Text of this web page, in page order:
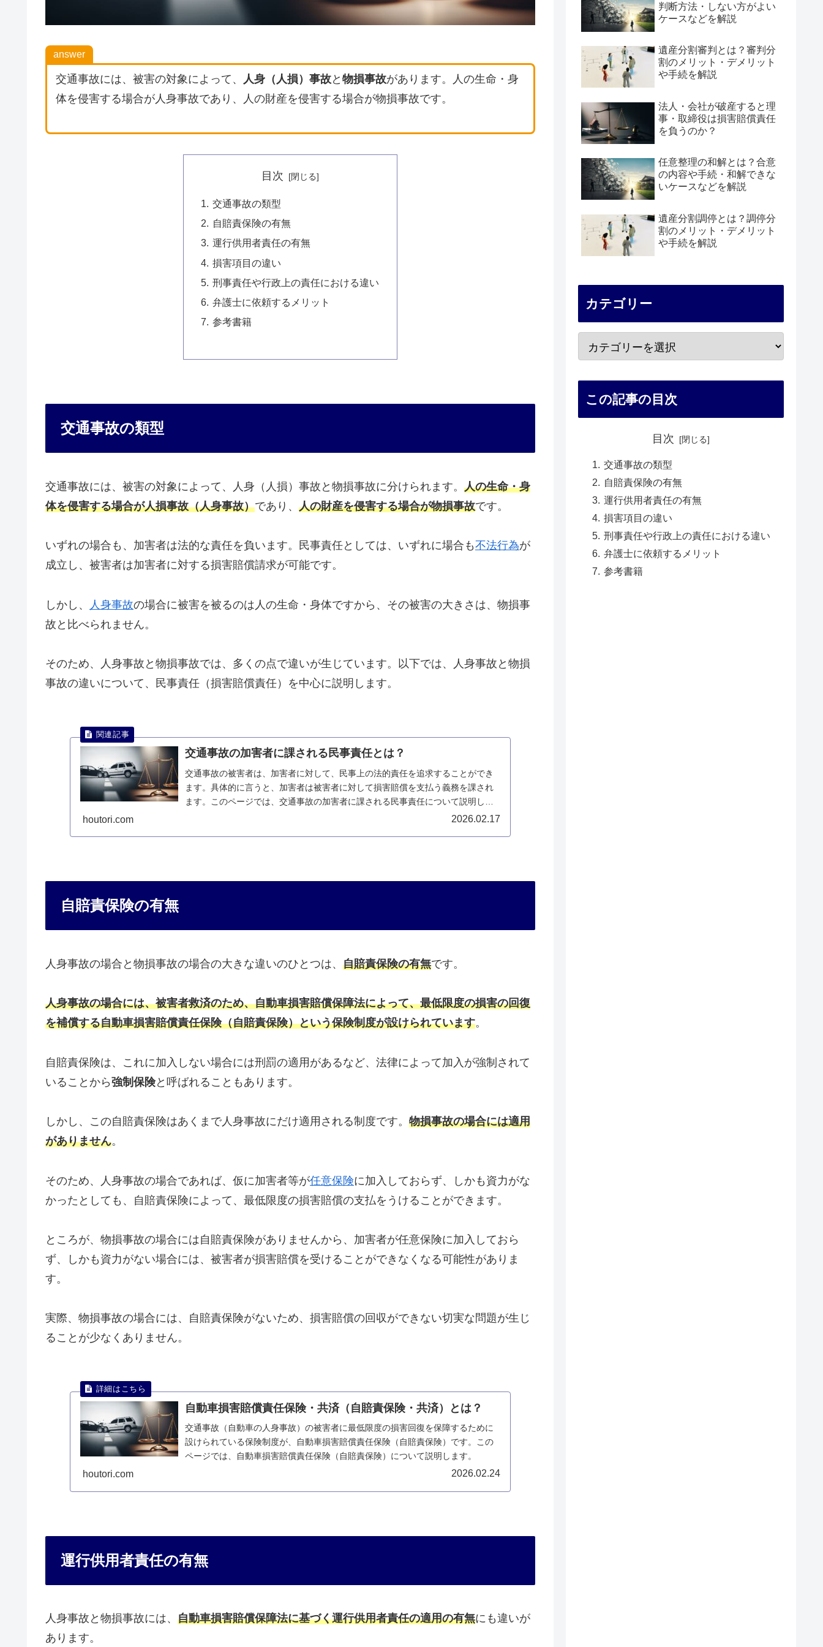
answer
交通事故には、被害の対象によって、 人身（人損）事故と物損事故があります。人の生命・身
体を侵害する場合が人身事故であり、人の財産を侵害する場合が物損事故です。
目次
交通事故の類型
自賠責保険の有無
運行供用者責任の有無
損害項目の違い
刑事責任や行政上の責任における違い
弁護士に依頼するメリット
参考書籍
交通事故の類型
交通事故には、被害の対象によって、人身（人損）事故と物損事故に分けられます。 人の生命・身
体を侵害する場合が人損事故（人身事故）であり、 人の財産を侵害する場合が物損事故です。
いずれの場合も、加害者は法的な責任を負います。民事責任としては、いずれに場合も不法行為が
成立し、被害者は加害者に対する損害賠償請求が可能です。
しかし、 人身事故の場合に被害を被るのは人の生命・身体ですから、その被害の大きさは、物損事
故と比べられません。
そのため、人身事故と物損事故では、多くの点で違いが生じています。以下では、人身事故と物損
事故の違いについて、民事責任（損害賠償責任）を中心に説明します。
交通事故の加害者に課される民事責任とは？
交通事故の被害者は、加害者に対して、民事上の法的責任を追求することができ
ます。具体的に言うと、加害者は被害者に対して損害賠償を支払う義務を課され
ます。このページでは、交通事故の加害者に課される民事責任について説明しま
houtori.com 2026.02.17
自賠責保険の有無
人身事故の場合と物損事故の場合の大きな違いのひとつは、 自賠責保険の有無です。
人身事故の場合には、被害者救済のため、自動車損害賠償保障法によって、最低限度の損害の回復
を補償する自動車損害賠償責任保険（自賠責保険）という保険制度が設けられています。
自賠責保険は、これに加入しない場合には刑罰の適用があるなど、法律によって加入が強制されて
いることから強制保険と呼ばれることもあります。
しかし、この自賠責保険はあくまで人身事故にだけ適用される制度です。 物損事故の場合には適用
がありません。
そのため、人身事故の場合であれば、仮に加害者等が任意保険に加入しておらず、しかも資力がな
かったとしても、自賠責保険によって、最低限度の損害賠償の支払をうけることができます。
ところが、物損事故の場合には自賠責保険がありませんから、加害者が任意保険に加入しておら
ず、しかも資力がない場合には、被害者が損害賠償を受けることができなくなる可能性がありま
す。
実際、物損事故の場合には、自賠責保険がないため、損害賠償の回収ができない切実な問題が生じ
ることが少なくありません。
自動車損害賠償責任保険・共済（自賠責保険・共済）とは？
交通事故（自動車の人身事故）の被害者に最低限度の損害回復を保障するために
設けられている保険制度が、自動車損害賠償責任保険（自賠責保険）です。この
ページでは、自動車損害賠償責任保険（自賠責保険）について説明します。
houtori.com 2026.02.24
運行供用者責任の有無
人身事故と物損事故には、 自動車損害賠償保障法に基づく運行供用者責任の適用の有無にも違いが
あります。
判断方法・しない方がよい
ケースなどを解説
遺産分割審判とは？審判分
割のメリット・デメリット
や手続を解説
法人・会社が破産すると理
事・取締役は損害賠償責任
を負うのか？
任意整理の和解とは？合意
の内容や手続・和解できな
いケースなどを解説
遺産分割調停とは？調停分
割のメリット・デメリット
や手続を解説
カテゴリー
この記事の目次
目次
交通事故の類型
自賠責保険の有無
運行供用者責任の有無
損害項目の違い
刑事責任や行政上の責任における違い
弁護士に依頼するメリット
参考書籍